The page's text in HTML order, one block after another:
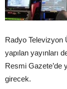
Radyo Televizyon
yapılan yayınları
Resmi Gazete’de
girecek.